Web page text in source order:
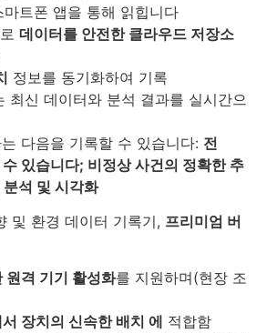
마트폰 앱을 통해 읽힙니다
데이터를 안전한 클라우드 저장소
정보를 동기화하여 기록
최신 데이터와 분석 결과를 실시간으
다음을 기록할 수 있습니다: 전
수 있습니다; 비정상 사건의 정확한추
분석 및 시각화
및 환경 데이터 기록기, 프리미엄 버
원격 기기 활성화를 지원하며(현장 조
장치의 신속한 배치 에 적합함